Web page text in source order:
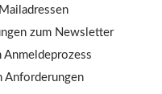
zum Newsletter
Anforderungen